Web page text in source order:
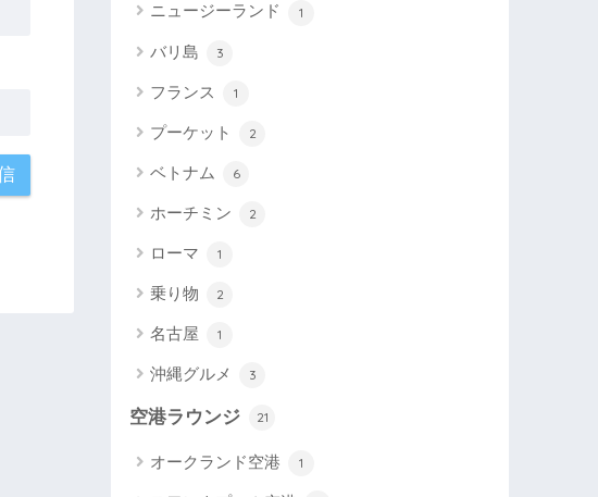
ニュージーランド 1
バリ島 3
フランス 1
プーケット 2
ベトナム 6
ホーチミン 2
ローマ 1
乗り物 2
名古屋 1
沖縄グルメ 3
空港ラウンジ 21
オークランド空港 1